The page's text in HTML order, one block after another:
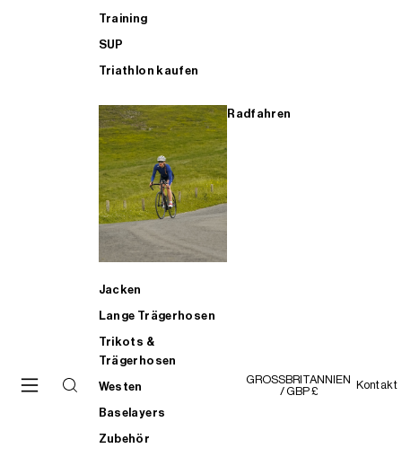
Training
SUP
Triathlon kaufen
Radfahren
Jacken
Lange Trägerhosen
Trikots &
Trägerhosen
Westen
Baselayers
Zubehör
GROSSBRITANNIEN
/ GBP £
Kontakt